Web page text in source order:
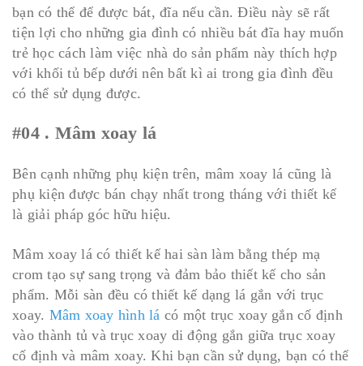
bạn có thể để được bát, đĩa nếu cần. Điều này sẽ rất
tiện lợi cho những gia đình có nhiều bát đĩa hay muốn
trẻ học cách làm việc nhà do sản phẩm này thích hợp
với khối tủ bếp dưới nên bất kì ai trong gia đình đều
có thể sử dụng được.
#04 . Mâm xoay lá
Bên cạnh những phụ kiện trên, mâm xoay lá cũng là
phụ kiện được bán chạy nhất trong tháng với thiết kế
là giải pháp góc hữu hiệu.
Mâm xoay lá có thiết kế hai sàn làm bằng thép mạ
crom tạo sự sang trọng và đảm bảo thiết kế cho sản
phẩm. Mỗi sàn đều có thiết kế dạng lá gắn với trục
xoay. Mâm xoay hình lá có một trục xoay gắn cố định
vào thành tủ và trục xoay di động gắn giữa trục xoay
cố định và mâm xoay. Khi bạn cần sử dụng, bạn có thể